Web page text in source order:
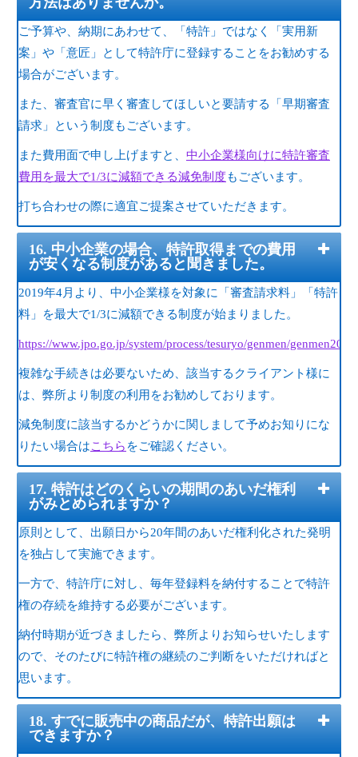
ご予算や、納期にあわせて、「特許」ではなく「実用新
案」や「意匠」として特許庁に登録することをお勧めする
場合がございます。
また、審査官に早く審査してほしいと要請する「早期審査
請求」という制度もございます。
また費用面で申し上げますと、 中小企業様向けに特許審査
費用を最大で1/3に減額できる減免制度もございます。
打ち合わせの際に適宜ご提案させていただきます。
16. 中小企業の場合、特許取得までの費用
が安くなる制度があると聞きました。
2019年4月より、中小企業様を対象に「審査請求料」「特許
料」を最大で1/3に減額できる制度が始まりました。
https://www.jpo.go.jp/system/process/tesuryo/genmen/
複雑な手続きは必要ないため、該当するクライアント様に
は、弊所より制度の利用をお勧めしております。
減免制度に該当するかどうかに関しまして予めお知りにな
りたい場合はこちら をご確認ください。
17. 特許はどのくらいの期間のあいだ権利
がみとめられますか？
原則として、出願日から20年間のあいだ権利化された発明
を独占して実施できます。
一方で、特許庁に対し、毎年登録料を納付することで特許
権の存続を維持する必要がございます。
納付時期が近づきましたら、弊所よりお知らせいたします
ので、そのたびに特許権の継続のご判断をいただければと
思います。
18. すでに販売中の商品だが、特許出願は
できますか？